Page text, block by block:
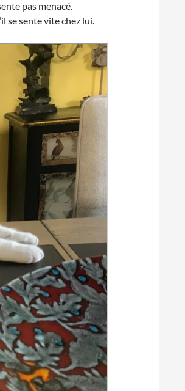
pas menacé.
se sente vite chez lui.